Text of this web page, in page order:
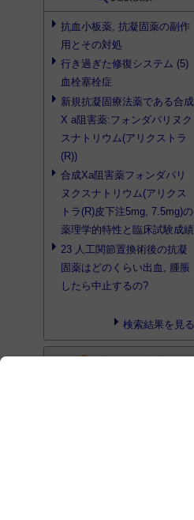
抗血小板薬, 抗凝固薬の副作
用とその対処
行き過ぎた修復システム (5)
血栓塞栓症
新規抗凝固療法薬である合成
X a阻害薬:フォンダパリヌク
スナトリウム(アリクストラ
(R))
合成Xa阻害薬フォンダパリ
ヌクスナトリウム(アリクス
トラ(R)皮下注5mg, 7.5mg)の
薬理学的特性と臨床試験成績
23 人工関節置換術後の抗凝
固薬はどのくらい出血, 腫脹
したら中止するの?
検索結果を見る
search